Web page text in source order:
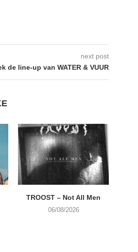
next post
de line-up van WATER & VUUR
TROOST – Not All Men
06/08/2026